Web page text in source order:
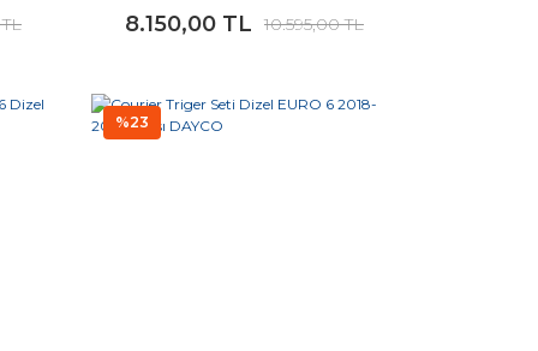
8.150,00 TL 10.595,00 TL
%23